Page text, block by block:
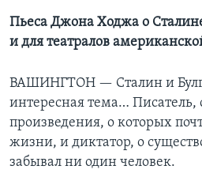
поискДИСКУССИЯ VOA
ДЕТАЛИ
НЬЮ-ЙОРК NEW YORK
АМЕРИКА. БОЛЬШОЕ
АРТЕФАКТЫ
АМЕРИКАНСКИЕ ГОРОДКИ
ТЕСТЫ
ЗА СВОБОДУ ПРЕССЫ
УЧИМ АНГЛИЙСКИЙ
ВИДЕО
ПОДПИСКА НА НОВОСТИ
Learning English
Пьеса Джона Ходжа о
и для театралов
ВАШИНГТОН — Сталин и
интересная тема… Писатель,
произведения, о которых
жизни, и диктатор, о
забывал ни один человек.